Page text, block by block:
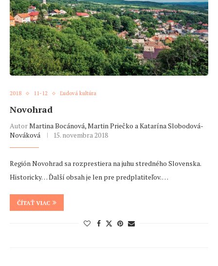
2018 11-12 Ľudová kultúra
Novohrad
AutorMartina Bocánová, Martin Priečko a Katarína Slobodová-
Nováková
15. novembra 2018
Región Novohrad sa rozprestiera na juhu stredného Slovenska.
Historicky… Ďalší obsah je len pre predplatiteľov. …
ČÍTAŤ VIAC